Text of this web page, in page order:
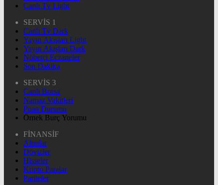
Canlı Tv Light
SERVİS 1
Canlı Tv Dark
Yayın Akışları Light
Yayın Akışları Dark
Nöbetçi Eczaneler
Son Dakika
SERVİS 3
Canlı Borsa
Namaz Vakitleri
Puan Durumu
Örnek Burç Yorumu
FİNANSİF
Altınlar
Dövizler
Hisseler
Kripto Paralar
Pariteler